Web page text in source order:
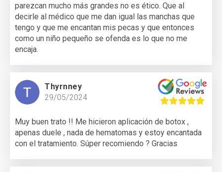
parezcan mucho más grandes no es ético. Que al
decirle al médico que me dan igual las manchas que
tengo y que me encantan mis pecas y que entonces
como un niño pequeño se ofenda es lo que no me
encaja.
Thyrnney
29/05/2024
Muy buen trato !! Me hicieron aplicación de botox ,
apenas duele , nada de hematomas y estoy encantada
con el tratamiento. Súper recomiendo ? Gracias